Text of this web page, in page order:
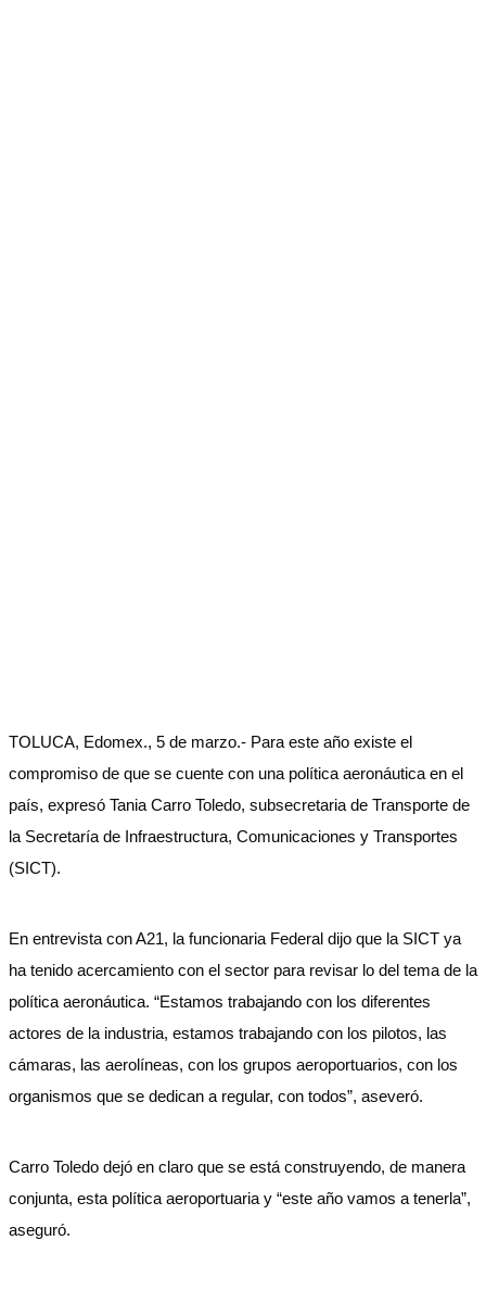
TOLUCA, Edomex., 5 de marzo.- Para este año existe el
compromiso de que se cuente con una política aeronáutica en el
país, expresó Tania Carro Toledo, subsecretaria de Transporte de
la Secretaría de Infraestructura, Comunicaciones y Transportes
(SICT).
En entrevista con A21, la funcionaria Federal dijo que la SICT ya
ha tenido acercamiento con el sector para revisar lo del tema de la
política aeronáutica. “Estamos trabajando con los diferentes
actores de la industria, estamos trabajando con los pilotos, las
cámaras, las aerolíneas, con los grupos aeroportuarios, con los
organismos que se dedican a regular, con todos”, aseveró.
Carro Toledo dejó en claro que se está construyendo, de manera
conjunta, esta política aeroportuaria y “este año vamos a tenerla”,
aseguró.